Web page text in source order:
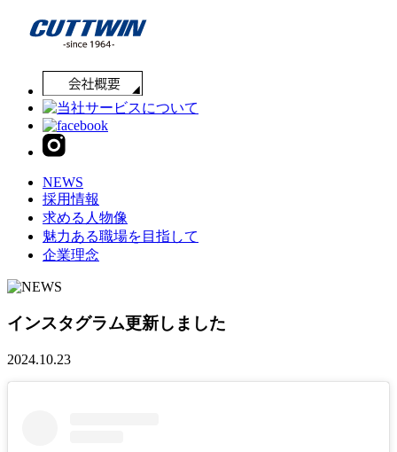
NEWS
採用情報
求める人物像
魅力ある職場を目指して
企業理念
インスタグラム更新しました
2024.10.23